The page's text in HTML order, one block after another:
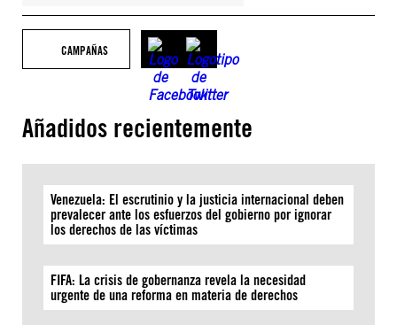
CAMPAÑAS
Añadidos recientemente
Venezuela: El escrutinio y la justicia internacional deben
prevalecer ante los esfuerzos del gobierno por ignorar
los derechos de las víctimas
FIFA: La crisis de gobernanza revela la necesidad
urgente de una reforma en materia de derechos